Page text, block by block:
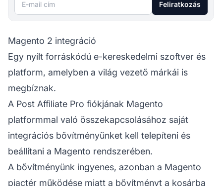
Feliratkozás
Magento 2 integráció
Egy nyílt forráskódú e-kereskedelmi szoftver és
platform, amelyben a világ vezető márkái is
megbíznak.
A Post Affiliate Pro fiókjának Magento
platformmal való összekapcsolásához saját
integrációs bővítményünket kell telepíteni és
beállítani a Magento rendszerében.
A bővítményünk ingyenes, azonban a Magento
piactér működése miatt a bővítményt a kosárba